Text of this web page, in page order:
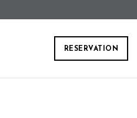
RESERVATION